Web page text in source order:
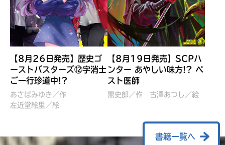
ぼくたちのマインクラフト
冒険記 エンチャント剣
VS暴走モブ
営委員会／協力
レッツゴー！まいぜんシス
ターズ とつぜん、王様に
佐久間さのすけ／絵
【8月26日発売】歴史ゴ
ーストバスターズ⑫字消士
ご一行珍道中!?
あさばみゆき／作
左近堂絵里／絵
【8月19日発売】SCPハ
ンター あやしい味方!? ペ
スト医師
黒史郎／作 古澤あつし／絵
書籍一覧へ